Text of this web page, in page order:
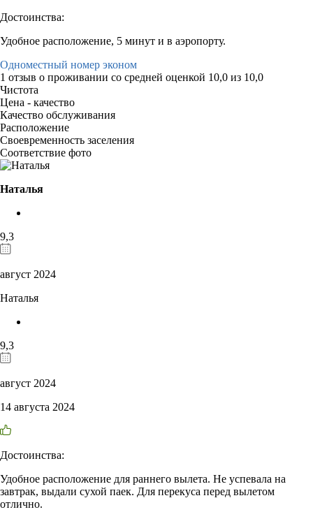
Достоинства:
Удобное расположение, 5 минут и в аэропорту.
Одноместный номер эконом
1 отзыв о проживании со средней оценкой 10,0 из 10,0
Чистота
Цена - качество
Качество обслуживания
Расположение
Своевременность заселения
Соответствие фото
Наталья
9,3
август 2024
Наталья
9,3
август 2024
14 августа 2024
Достоинства:
Удобное расположение для раннего вылета. Не успевала на
завтрак, выдали сухой паек. Для перекуса перед вылетом
отлично.